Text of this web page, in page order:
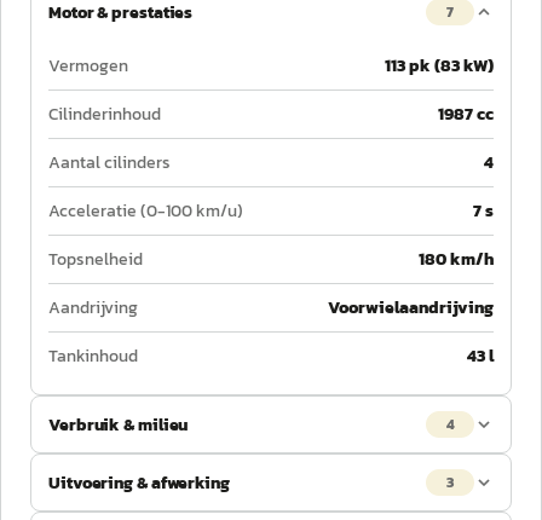
Motor & prestaties 7
Vermogen
113 pk (83 kW)
Cilinderinhoud
1987 cc
Aantal cilinders
4
Acceleratie (0-100 km/u)
7 s
Topsnelheid
180 km/h
Aandrijving
Voorwielaandrijving
Tankinhoud
43 l
Verbruik & milieu 4
Uitvoering & afwerking 3